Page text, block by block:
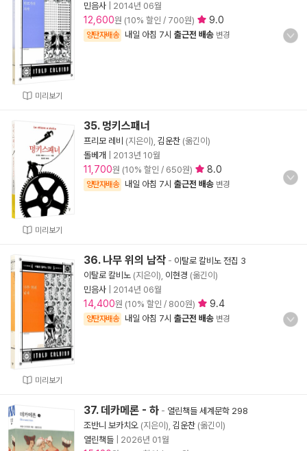
미리보기
민음사
2014년 06월
12,600원 (10% 할인 / 700원) 9.0
양탄자배송 내일 아침 7시 출근전 배송 변경
미리보기
35. 멍키스패너
프리모 레비 (지은이), 김운찬 (옮긴이)
돌베개
2013년 10월
11,700원 (10% 할인 / 650원) 8.0
양탄자배송 내일 아침 7시 출근전 배송 변경
미리보기
36. 나무 위의 남작 - 이탈로 칼비노 전집 3
이탈로 칼비노 (지은이), 이현경 (옮긴이)
민음사
2014년 06월
14,400원 (10% 할인 / 800원) 9.4
양탄자배송 내일 아침 7시 출근전 배송 변경
37. 데카메론 - 하 - 열린책들 세계문학 298
조반니 보카치오 (지은이), 김운찬 (옮긴이)
열린책들
2026년 01월